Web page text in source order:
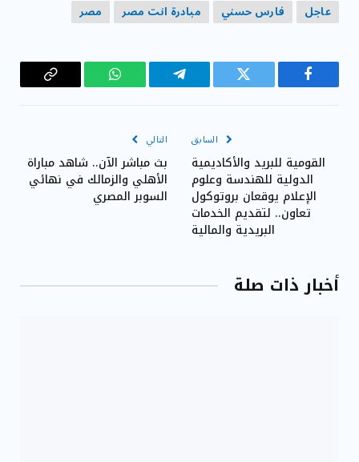
عاجل
فارس حسني مبادرة انت مصر مصر
فيسبوك تويتر تيلقرام واتساب
Copy
السابق
القومية للبريد والأكاديمية
الدولية للهندسة وعلوم
الإعلام يوقعان بروتوكول
تعاون.. لتقديم الخدمات
البريدية والمالية
التالي
بث مباشر الآن.. شاهد مباراة
الأهلي والزمالك في نهائي
السوبر المصري
أخبار ذات صلة